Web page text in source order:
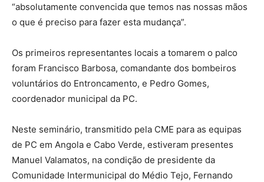
“absolutamente convencida que temos nas nossas mãos
o que é preciso para fazer esta mudança”.
Os primeiros representantes locais a tomarem o palco
foram Francisco Barbosa, comandante dos bombeiros
voluntários do Entroncamento, e Pedro Gomes,
coordenador municipal da PC.
Neste seminário, transmitido pela CME para as equipas
de PC em Angola e Cabo Verde, estiveram presentes
Manuel Valamatos, na condição de presidente da
Comunidade Intermunicipal do Médio Tejo, Fernando